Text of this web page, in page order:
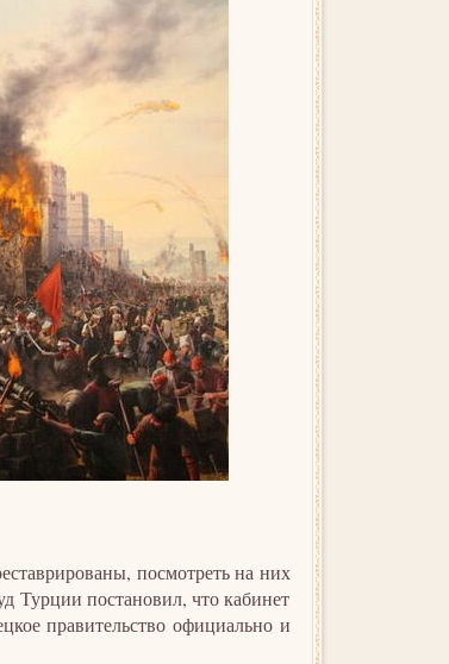
посмотреть на них
постановил, что кабинет
правительство официально и